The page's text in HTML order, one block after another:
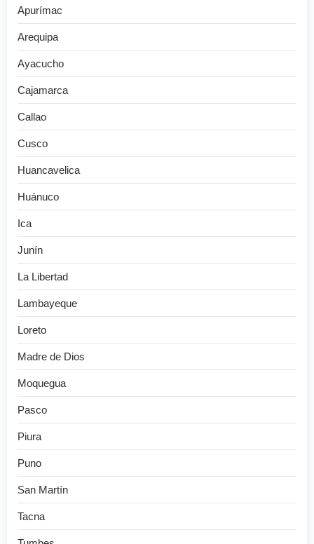
Apurímac
Arequipa
Ayacucho
Cajamarca
Callao
Cusco
Huancavelica
Huánuco
Ica
Junín
La Libertad
Lambayeque
Loreto
Madre de Dios
Moquegua
Pasco
Piura
Puno
San Martín
Tacna